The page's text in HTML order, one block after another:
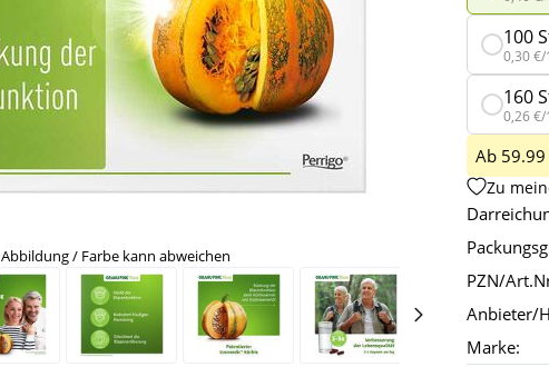
Abbildung / Farbe kann abweichen
100
0,30 €/
160
0,26 €/
Ab
Zu
PZN/
Anbieter/
Marke: